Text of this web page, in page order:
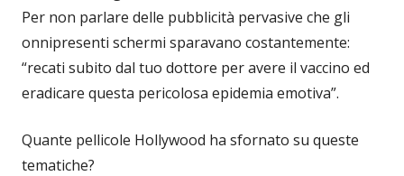
Per non parlare delle pubblicità pervasive che gli
onnipresenti schermi sparavano costantemente:
“recati subito dal tuo dottore per avere il vaccino ed
eradicare questa pericolosa epidemia emotiva”.
Quante pellicole Hollywood ha sfornato su queste
tematiche?